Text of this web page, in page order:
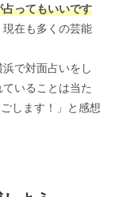
ってもいいです
在も多くの芸能
で対面占いをし
いることは当た
します！」と感想